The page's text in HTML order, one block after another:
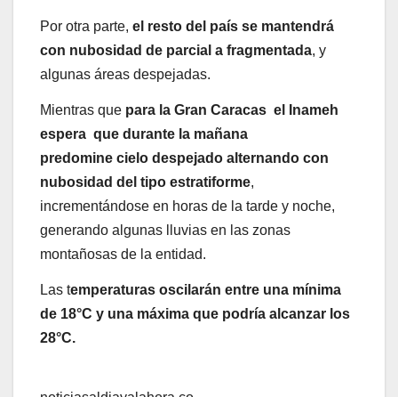
Por otra parte, el resto del país se mantendrá
con nubosidad de parcial a fragmentada, y
algunas áreas despejadas.
Mientras que para la Gran Caracas el Inameh
espera que durante la mañana
predomine cielo despejado alternando con
nubosidad del tipo estratiforme,
incrementándose en horas de la tarde y noche,
generando algunas lluvias en las zonas
montañosas de la entidad.
Las temperaturas oscilarán entre una mínima
de 18°C y una máxima que podría alcanzar los
28°C.